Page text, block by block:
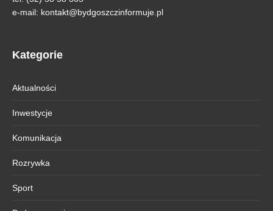
e-mail: kontakt@bydgoszczinformuje.pl
Kategorie
Aktualności
Inwestycje
Komunikacja
Rozrywka
Sport